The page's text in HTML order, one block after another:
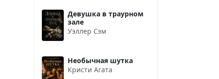
Девушка в траурном
зале
Уэллер Сэм
Необычная шутка
Кристи Агата